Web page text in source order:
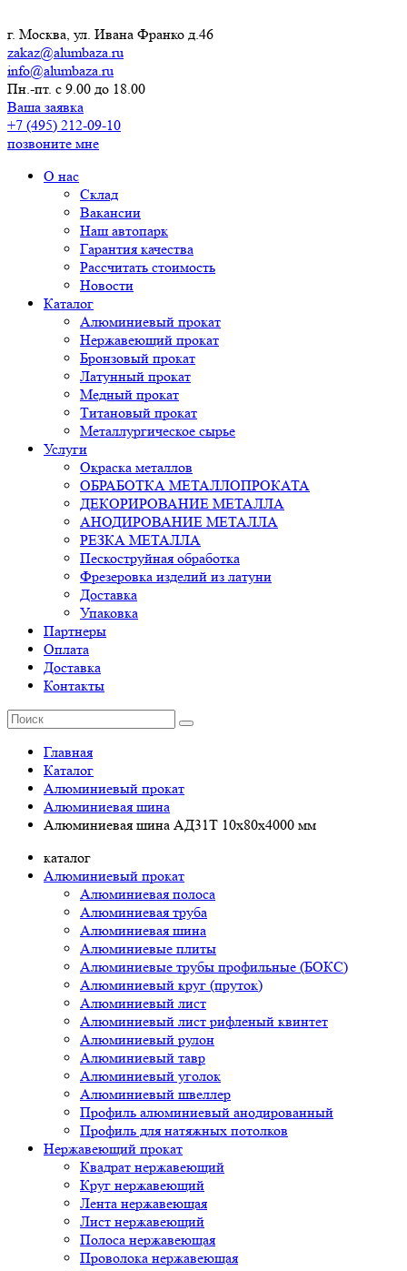
г. Москва, ул. Ивана Франко д.46
zakaz@alumbaza.ru
info@alumbaza.ru
Пн.-пт. с 9.00 до 18.00
Ваша заявка
+7 (495) 212-09-10
позвоните мне
О нас
Склад
Вакансии
Наш автопарк
Гарантия качества
Рассчитать стоимость
Новости
Каталог
Алюминиевый прокат
Нержавеющий прокат
Бронзовый прокат
Латунный прокат
Медный прокат
Титановый прокат
Металлургическое сырье
Услуги
Окраска металлов
ОБРАБОТКА МЕТАЛЛОПРОКАТА
ДЕКОРИРОВАНИЕ МЕТАЛЛА
АНОДИРОВАНИЕ МЕТАЛЛА
РЕЗКА МЕТАЛЛА
Пескоструйная обработка
Фрезеровка изделий из латуни
Доставка
Упаковка
Партнеры
Оплата
Доставка
Контакты
Главная
Каталог
Алюминиевый прокат
Алюминиевая шина
Алюминиевая шина АД31Т 10х80х4000 мм
каталог
Алюминиевый прокат
Алюминиевая полоса
Алюминиевая труба
Алюминиевая шина
Алюминиевые плиты
Алюминиевые трубы профильные (БОКС)
Алюминиевый круг (пруток)
Алюминиевый лист
Алюминиевый лист рифленый квинтет
Алюминиевый рулон
Алюминиевый тавр
Алюминиевый уголок
Алюминиевый швеллер
Профиль алюминиевый анодированный
Профиль для натяжных потолков
Нержавеющий прокат
Квадрат нержавеющий
Круг нержавеющий
Лента нержавеющая
Лист нержавеющий
Полоса нержавеющая
Проволока нержавеющая